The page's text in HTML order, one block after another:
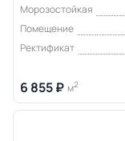
Морозостойкая
Помещение
Ректификат
6 855 ₽ м2